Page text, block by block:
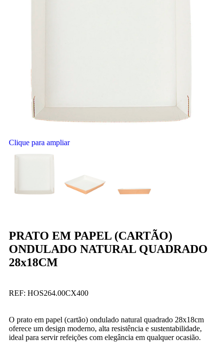
Clique para ampliar
PRATO EM PAPEL (CARTÃO)
ONDULADO NATURAL QUADRADO
28x18CM
REF: HOS264.00CX400
O prato em papel (cartão) ondulado natural quadrado 28x18cm
oferece um design moderno, alta resistência e sustentabilidade,
ideal para servir refeições com elegância em qualquer ocasião.